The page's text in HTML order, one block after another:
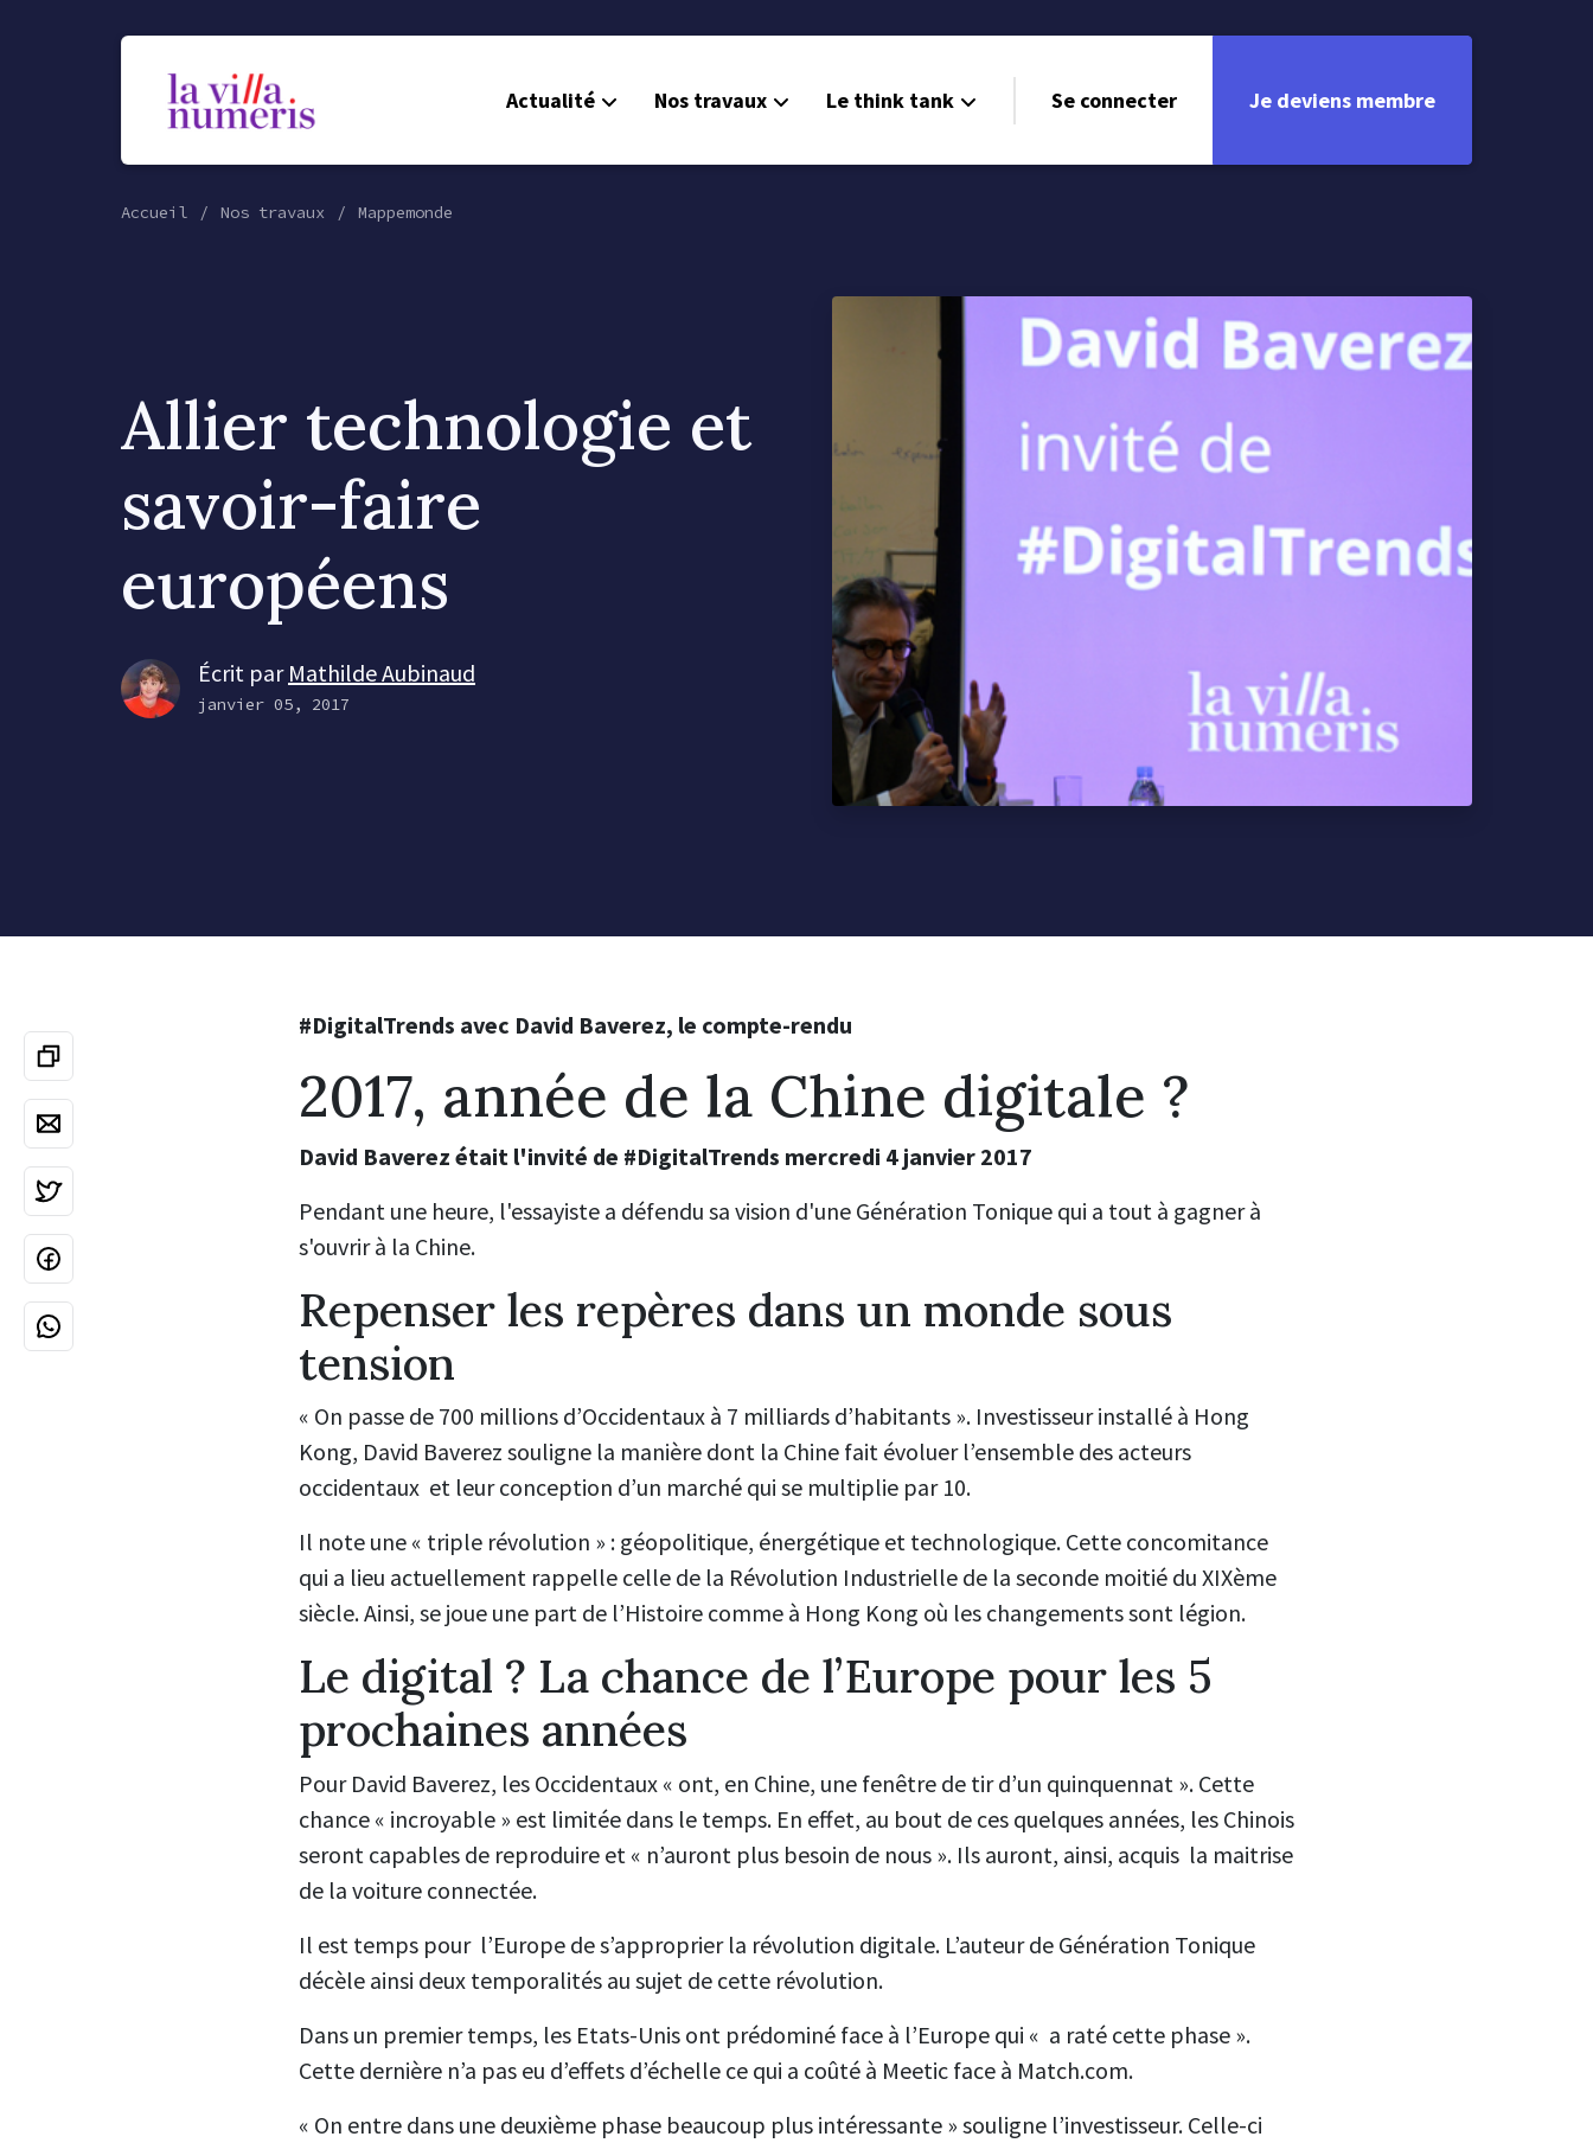
Actualité Nos travaux Le think tank Se connecter Je deviens membre
Accueil Nos travaux Mappemonde
Allier technologie et
savoir-faire
européens
Écrit par Mathilde Aubinaud
janvier 05, 2017
#DigitalTrends avec David Baverez, le compte-rendu
2017, année de la Chine digitale ?
David Baverez était l'invité de #DigitalTrends mercredi 4 janvier 2017
Pendant une heure, l'essayiste a défendu sa vision d'une Génération Tonique qui a tout à gagner à
s'ouvrir à la Chine.
Repenser les repères dans un monde sous
tension
« On passe de 700 millions d’Occidentaux à 7 milliards d’habitants ». Investisseur installé à Hong
Kong, David Baverez souligne la manière dont la Chine fait évoluer l’ensemble des acteurs
occidentaux et leur conception d’un marché qui se multiplie par 10.
Il note une « triple révolution » : géopolitique, énergétique et technologique. Cette concomitance
qui a lieu actuellement rappelle celle de la Révolution Industrielle de la seconde moitié du XIXème
siècle. Ainsi, se joue une part de l’Histoire comme à Hong Kong où les changements sont légion.
Le digital ? La chance de l’Europe pour les 5
prochaines années
Pour David Baverez, les Occidentaux « ont, en Chine, une fenêtre de tir d’un quinquennat ». Cette
chance « incroyable » est limitée dans le temps. En effet, au bout de ces quelques années, les Chinois
seront capables de reproduire et « n’auront plus besoin de nous ». Ils auront, ainsi, acquis la maitrise
de la voiture connectée.
Il est temps pour l’Europe de s’approprier la révolution digitale. L’auteur de Génération Tonique
décèle ainsi deux temporalités au sujet de cette révolution.
Dans un premier temps, les Etats-Unis ont prédominé face à l’Europe qui « a raté cette phase ».
Cette dernière n’a pas eu d’effets d’échelle ce qui a coûté à Meetic face à Match.com.
« On entre dans une deuxième phase beaucoup plus intéressante » souligne l’investisseur. Celle-ci